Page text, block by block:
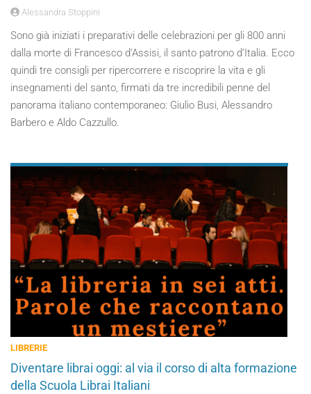
Alessandra Stoppini
Sono già iniziati i preparativi delle celebrazioni per gli 800 anni
dalla morte di Francesco d’Assisi, il santo patrono d’Italia. Ecco
quindi tre consigli per ripercorrere e riscoprire la vita e gli
insegnamenti del santo, firmati da tre incredibili penne del
panorama italiano contemporaneo: Giulio Busi, Alessandro
Barbero e Aldo Cazzullo.
LIBRERIE
Diventare librai oggi: al via il corso di alta formazione
della Scuola Librai Italiani